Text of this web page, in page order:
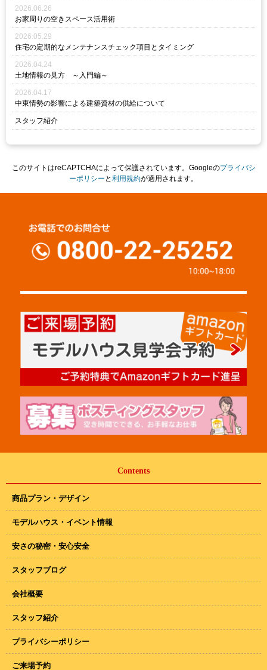
2026.06.26
お家周りの空きスペース活用術
2026.05.29
住宅の定期的なメンテナンスチェック項目とタイミング
2026.04.24
土地情報の見方 ～入門編～
2026.04.17
中東情勢の影響による建築資材の供給について
スタッフ紹介
このサイトはreCAPTCHAによって保護されています。Googleのプライバシ
ーポリシー と利用規約が適用されます。
Contents
商品プラン・デザイン
モデルハウス・イベント情報
安さの秘密・安心安全
スタッフブログ
会社概要
スタッフ紹介
プライバシーポリシー
ご来場予約